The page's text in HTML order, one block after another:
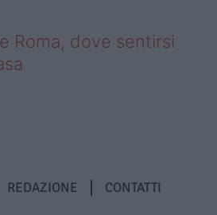
Roma, dove sentirsi
REDAZIONE CONTATTI